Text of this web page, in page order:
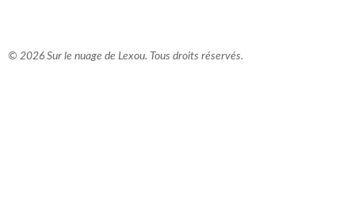
© 2026 Sur le nuage de Lexou. Tous droits réservés.